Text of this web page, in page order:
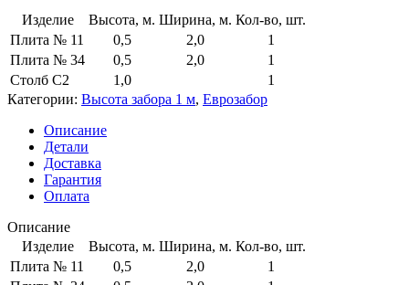
Изделие Высота, м. Ширина, м. Кол-во, шт.
Плита № 11
0,5 2,0
1
Плита № 34
0,5 2,0
1
Столб С2
1,0
1
Категории: Высота забора 1 м, Еврозабор
Описание
Детали
Доставка
Гарантия
Оплата
Описание
Изделие
Высота, м. Ширина, м. Кол-во, шт.
Плита № 11
0,5 2,0
1